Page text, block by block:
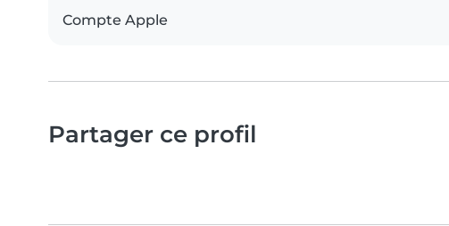
Compte Apple
Partager ce profil